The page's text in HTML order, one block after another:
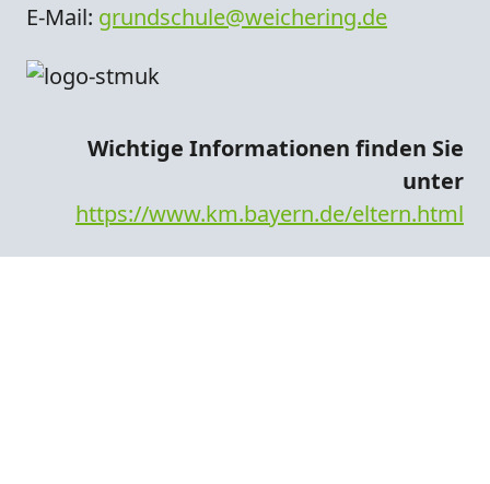
E-Mail: grundschule@weichering.de
Wichtige Informationen finden Sie
unter
https://www.km.bayern.de/eltern.html